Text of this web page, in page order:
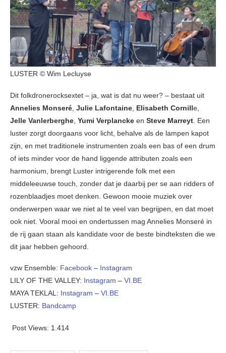
LUSTER © Wim Lecluyse
Dit folkdronerocksextet – ja, wat is dat nu weer? – bestaat uit
Annelies Monseré, Julie Lafontaine, Elisabeth Cornille,
Jelle Vanlerberghe, Yumi Verplancke en Steve Marreyt. Een
luster zorgt doorgaans voor licht, behalve als de lampen kapot
zijn, en met traditionele instrumenten zoals een bas of een drum
of iets minder voor de hand liggende attributen zoals een
harmonium, brengt Luster intrigerende folk met een
middeleeuwse touch, zonder dat je daarbij per se aan ridders of
rozenblaadjes moet denken. Gewoon mooie muziek over
onderwerpen waar we niet al te veel van begrijpen, en dat moet
ook niet. Vooral mooi en ondertussen mag Annelies Monseré in
de rij gaan staan als kandidate voor de beste bindteksten die we
dit jaar hebben gehoord.
vzw Ensemble: Facebook – Instagram
LILY OF THE VALLEY: Instagram – VI.BE
MAYA TEKLAL: Instagram – VI.BE
LUSTER: Bandcamp
Post Views: 1.414